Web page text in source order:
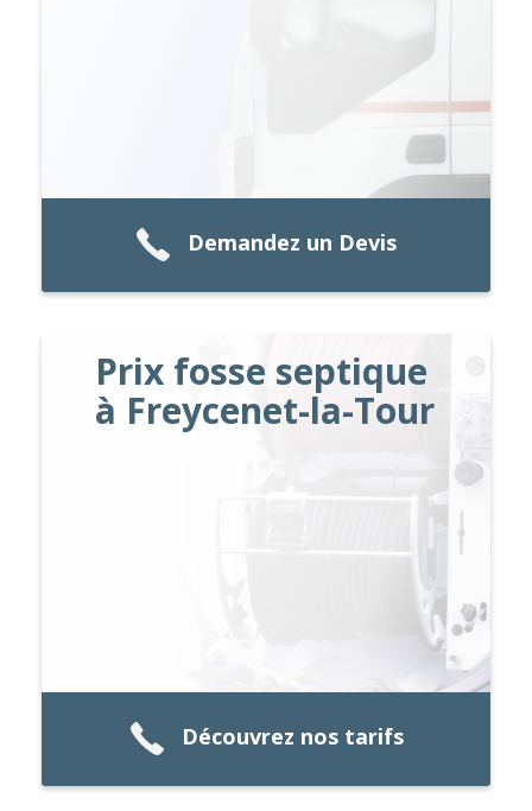
Demandez un Devis
Prix fosse septique
à Freycenet-la-Tour
Découvrez nos tarifs